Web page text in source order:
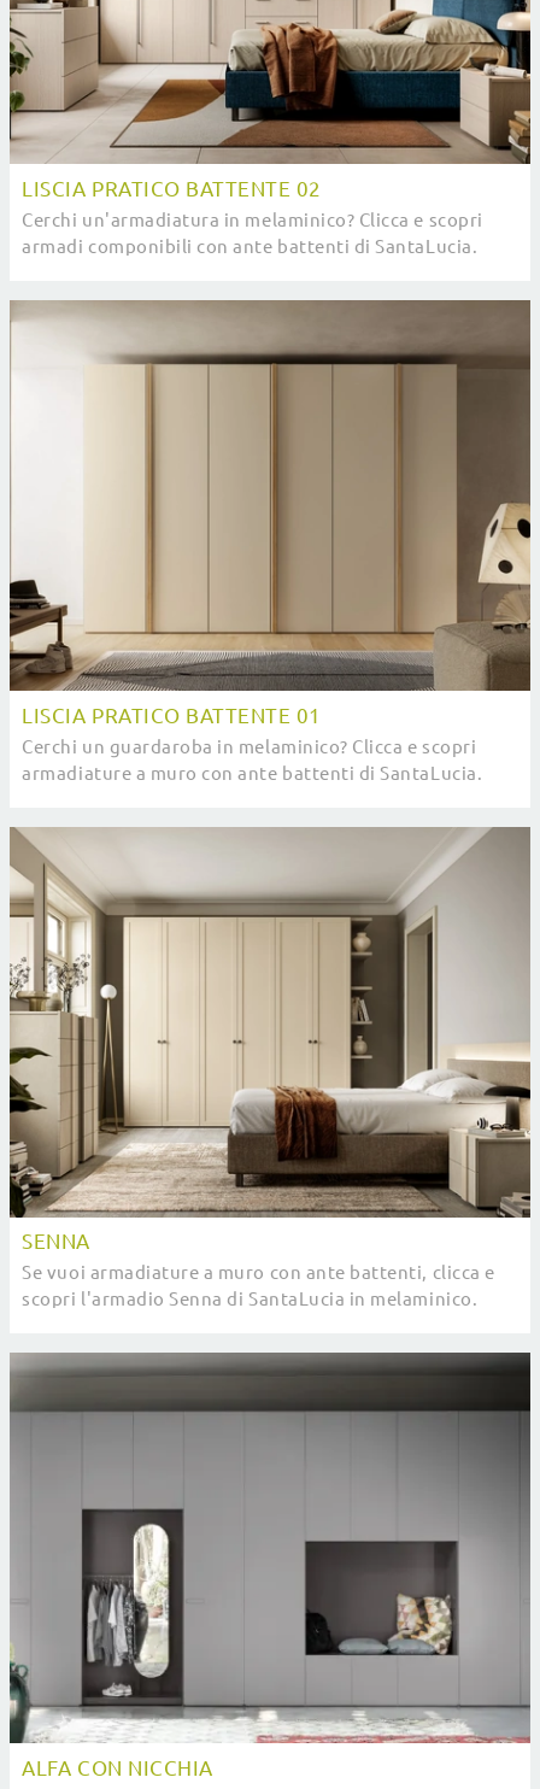
LISCIA PRATICO BATTENTE 02
Cerchi un'armadiatura in melaminico? Clicca e scopri
armadi componibili con ante battenti di SantaLucia.
LISCIA PRATICO BATTENTE 01
Cerchi un guardaroba in melaminico? Clicca e scopri
armadiature a muro con ante battenti di SantaLucia.
SENNA
Se vuoi armadiature a muro con ante battenti, clicca e
scopri l'armadio Senna di SantaLucia in melaminico.
ALFA CON NICCHIA